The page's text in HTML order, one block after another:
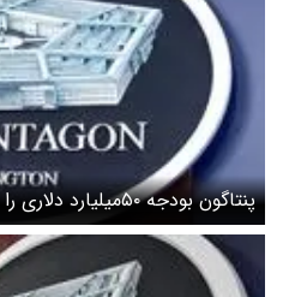
پنتاگون بودجه ۵۰میلیارد دلاری را برای چه می خواهد ؟